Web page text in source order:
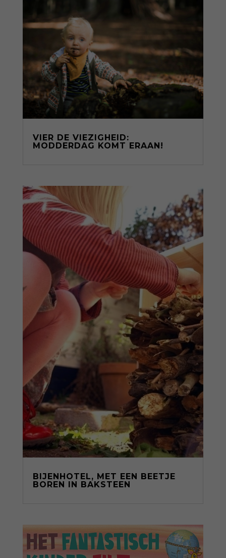
VIER DE VIEZIGHEID:
MODDERDAG KOMT ERAAN!
BIJENHOTEL, MET EEN BEETJE
BOREN IN BAKSTEEN